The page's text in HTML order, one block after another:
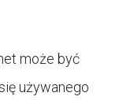
może być
używanego